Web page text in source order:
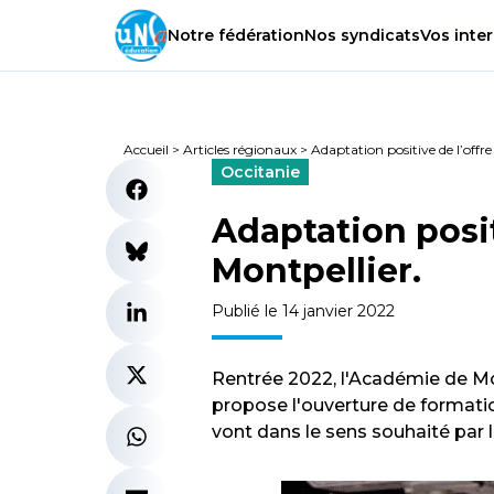
Notre fédérationNos syndicatsVos
Accueil > Articles régionaux > Adaptation positive de
Occitanie
Adaptation
Montpellier.
Publié le 14 janvier 2022
Rentrée 2022, l'Académie de
propose l'ouverture de
vont dans le sens souhaité par